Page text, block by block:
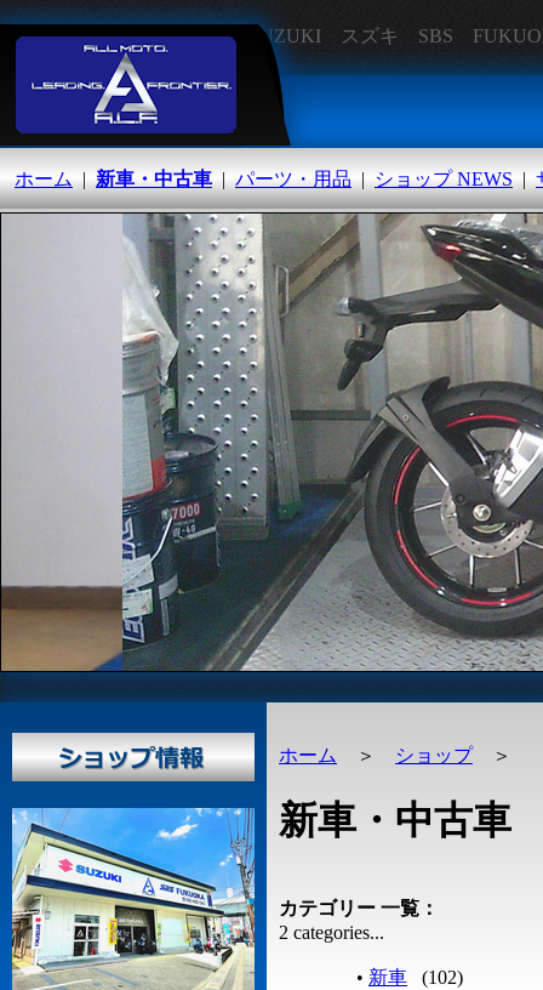
オートランド福岡
SUZUKI スズキ SBS
ホーム | 新車・中古車| パーツ・用品 | ショップ NEWS |
ホーム ＞ ショップ＞
新車・中古車
カテゴリー 一覧：
2 categories...
• 新車 (102)